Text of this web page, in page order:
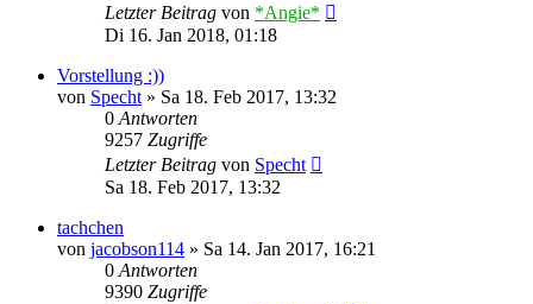
Letzter Beitrag von *Angie*
Di 16. Jan 2018, 01:18
Vorstellung :))
von Specht » Sa 18. Feb 2017, 13:32
0 Antworten
9257 Zugriffe
Letzter Beitrag von Specht
Sa 18. Feb 2017, 13:32
tachchen
von jacobson114 » Sa 14. Jan 2017, 16:21
0 Antworten
9390 Zugriffe